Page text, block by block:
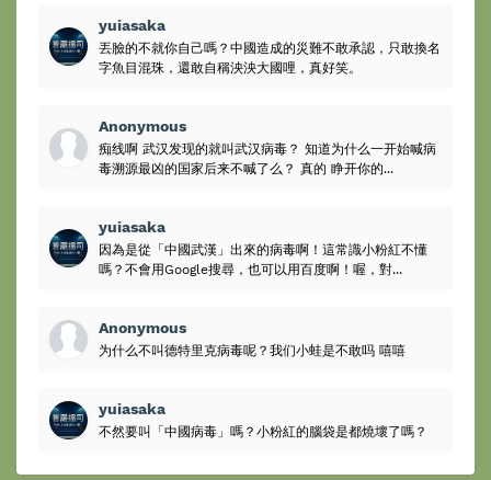
yuiasaka
丟臉的不就你自己嗎？中國造成的災難不敢承認，只敢換名
字魚目混珠，還敢自稱泱泱大國哩，真好笑。
Anonymous
痴线啊 武汉发现的就叫武汉病毒？ 知道为什么一开始喊病
毒溯源最凶的国家后来不喊了么？ 真的 睁开你的...
yuiasaka
因為是從「中國武漢」出來的病毒啊！這常識小粉紅不懂
嗎？不會用Google搜尋，也可以用百度啊！喔，對...
Anonymous
为什么不叫德特里克病毒呢？我们小蛙是不敢吗 嘻嘻
yuiasaka
不然要叫「中國病毒」嗎？小粉紅的腦袋是都燒壞了嗎？